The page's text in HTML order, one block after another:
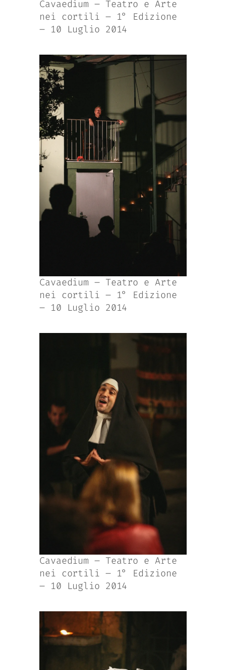
Cavaedium – Teatro e Arte
nei cortili – 1° Edizione
– 10 Luglio 2014
Cavaedium – Teatro e Arte
nei cortili – 1° Edizione
– 10 Luglio 2014
Cavaedium – Teatro e Arte
nei cortili – 1° Edizione
– 10 Luglio 2014